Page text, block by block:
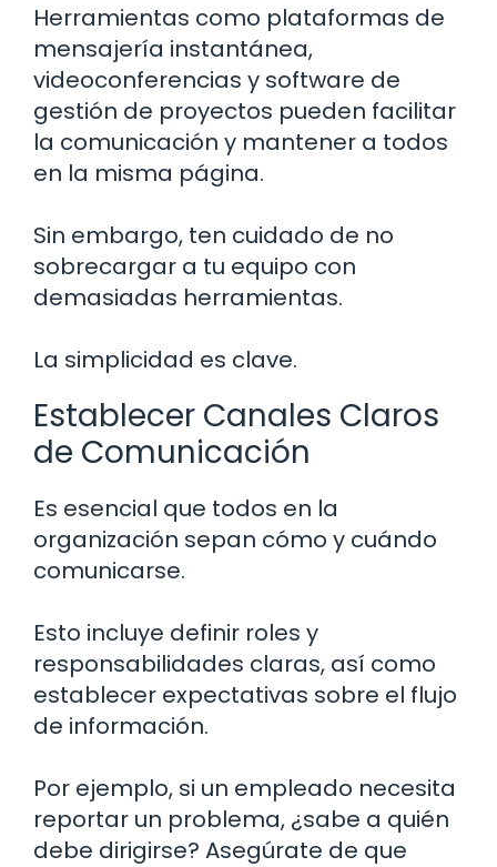
Herramientas como plataformas de
mensajería instantánea,
videoconferencias y software de
gestión de proyectos pueden facilitar
la comunicación y mantener a todos
en la misma página.
Sin embargo, ten cuidado de no
sobrecargar a tu equipo con
demasiadas herramientas.
La simplicidad es clave.
Establecer Canales Claros
de Comunicación
Es esencial que todos en la
organización sepan cómo y cuándo
comunicarse.
Esto incluye definir roles y
responsabilidades claras, así como
establecer expectativas sobre el flujo
de información.
Por ejemplo, si un empleado necesita
reportar un problema, ¿sabe a quién
debe dirigirse? Asegúrate de que